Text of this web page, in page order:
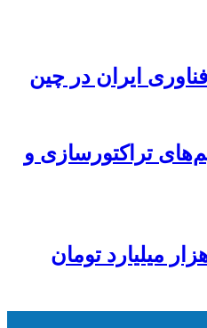
ایران در چین
تراکتورسازی و
بینی وصول ۴۵۰هزار میلیارد تومان